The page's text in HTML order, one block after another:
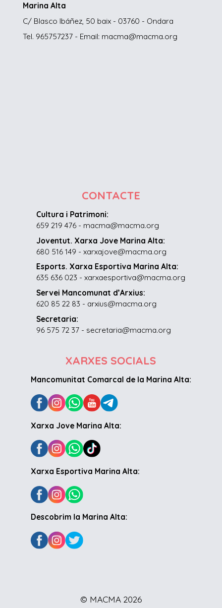
Marina Alta
C/ Blasco Ibáñez, 50 baix - 03760 - Ondara
Tel. 965757237 - Email: macma@macma.org
CONTACTE
Cultura i Patrimoni:
659 219 476 - macma@macma.org
Joventut. Xarxa Jove Marina Alta:
680 516 149 - xarxajove@macma.org
Esports. Xarxa Esportiva Marina Alta:
635 636 023 - xarxaesportiva@macma.org
Servei Mancomunat d’Arxius:
620 85 22 83 - arxius@macma.org
Secretaria:
96 575 72 37 - secretaria@macma.org
XARXES SOCIALS
Mancomunitat Comarcal de la Marina Alta:
Xarxa Jove Marina Alta:
Xarxa Esportiva Marina Alta:
Descobrim la Marina Alta:
© MACMA 2026